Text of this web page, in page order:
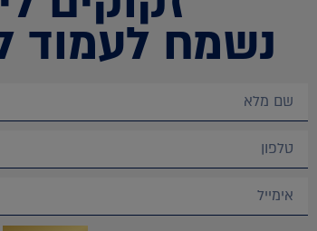
נשמח לעמוד